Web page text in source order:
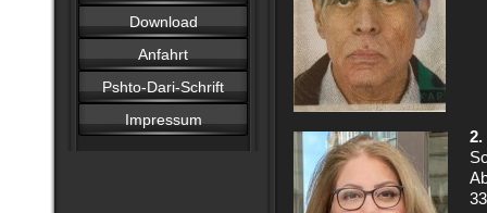
Download
Anfahrt
Pshto-Dari-Schrift
Impressum
2.